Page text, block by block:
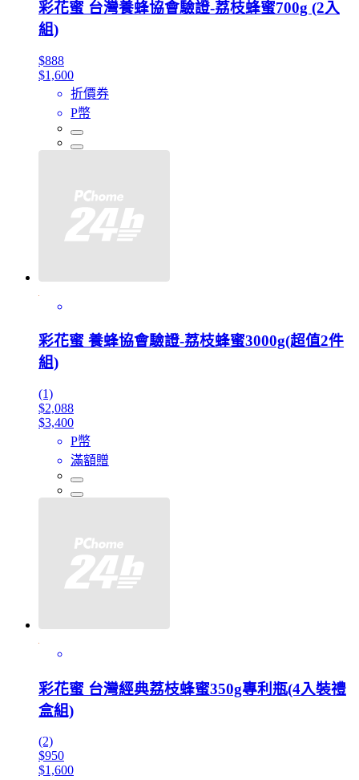
彩花蜜 台灣養蜂協會驗證-荔枝蜂蜜700g (2入
組)
$888
$1,600
折價券
P幣
彩花蜜 養蜂協會驗證-荔枝蜂蜜3000g(超值2件
組)
(1)
$2,088
$3,400
P幣
滿額贈
彩花蜜 台灣經典荔枝蜂蜜350g專利瓶(4入裝禮
盒組)
(2)
$950
$1,600